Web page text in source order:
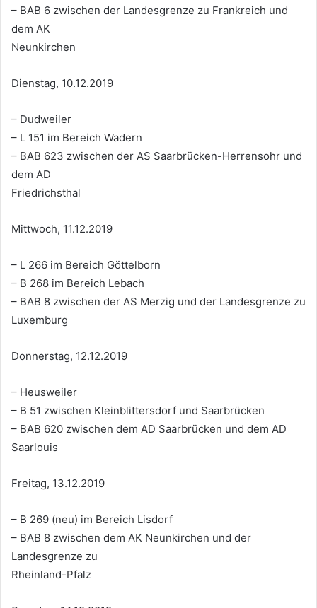
– BAB 6 zwischen der Landesgrenze zu Frankreich und
dem AK
Neunkirchen
Dienstag, 10.12.2019
– Dudweiler
– L 151 im Bereich Wadern
– BAB 623 zwischen der AS Saarbrücken-Herrensohr und
dem AD
Friedrichsthal
Mittwoch, 11.12.2019
– L 266 im Bereich Göttelborn
– B 268 im Bereich Lebach
– BAB 8 zwischen der AS Merzig und der Landesgrenze zu
Luxemburg
Donnerstag, 12.12.2019
– Heusweiler
– B 51 zwischen Kleinblittersdorf und Saarbrücken
– BAB 620 zwischen dem AD Saarbrücken und dem AD
Saarlouis
Freitag, 13.12.2019
– B 269 (neu) im Bereich Lisdorf
– BAB 8 zwischen dem AK Neunkirchen und der
Landesgrenze zu
Rheinland-Pfalz